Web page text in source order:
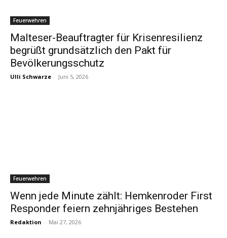
Feuerwehren
Malteser-Beauftragter für Krisenresilienz
begrüßt grundsätzlich den Pakt für
Bevölkerungsschutz
Ulli Schwarze - Juni 5, 2026
Feuerwehren
Wenn jede Minute zählt: Hemkenroder First
Responder feiern zehnjähriges Bestehen
Redaktion - Mai 27, 2026